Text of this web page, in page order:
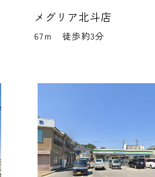
メグリア北斗店
67ｍ 徒歩約3分